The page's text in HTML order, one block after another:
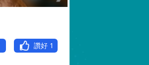
讚好 1